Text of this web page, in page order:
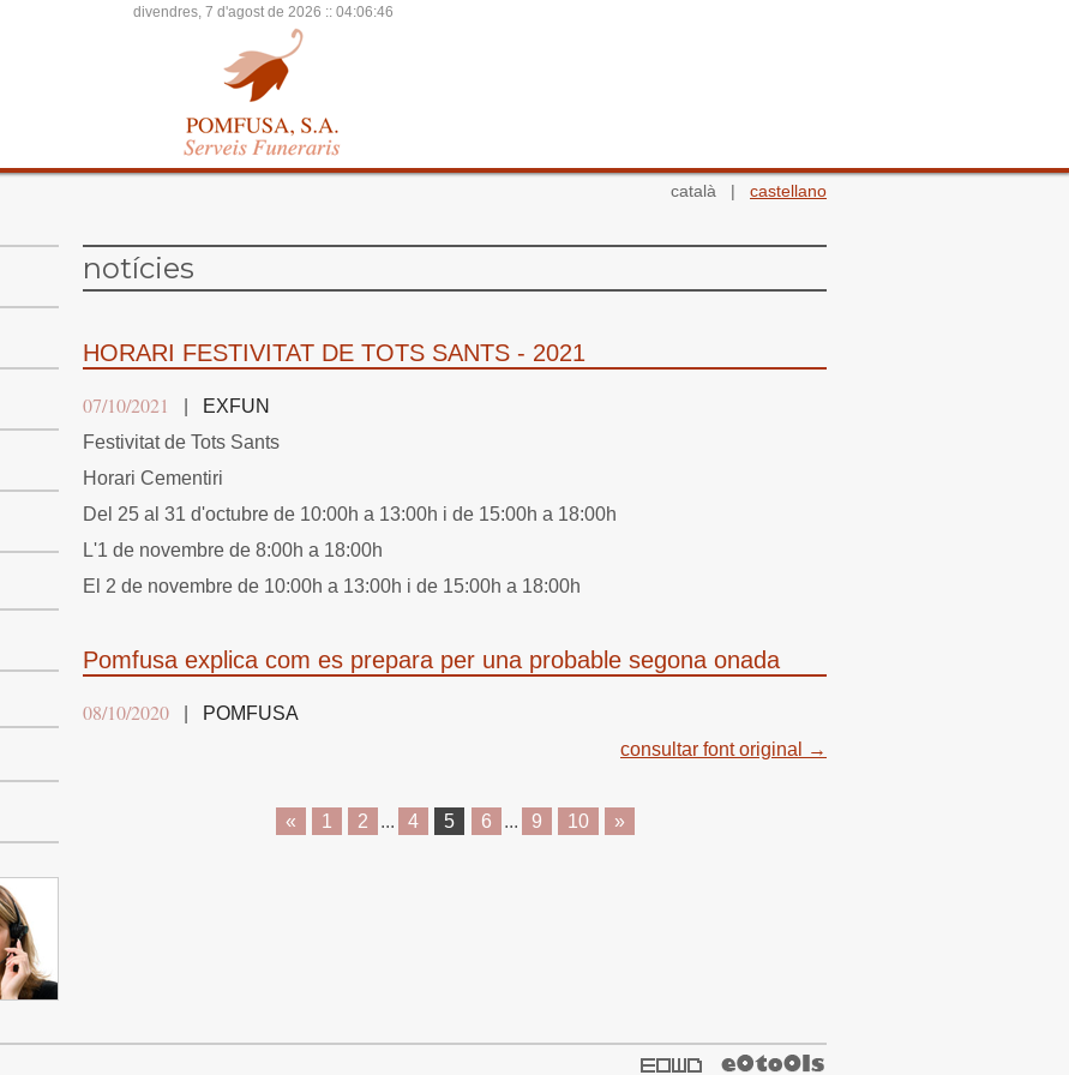
divendres, 7 d'agost de 2026 :: 04:06:47
català | castellano
notícies
HORARI FESTIVITAT DE TOTS SANTS - 2021
07/10/2021
EXFUN
Festivitat de Tots Sants
Horari Cementiri
Del 25 al 31 d'octubre de 10:00h a 13:00h i de 15:00h a 18:00h
L'1 de novembre de 8:00h a 18:00h
El 2 de novembre de 10:00h a 13:00h i de 15:00h a 18:00h
Pomfusa explica com es prepara per una probable segona onada
08/10/2020
POMFUSA
consultar font original →
« 1 2 ... 4 5 6 ... 9 10 »